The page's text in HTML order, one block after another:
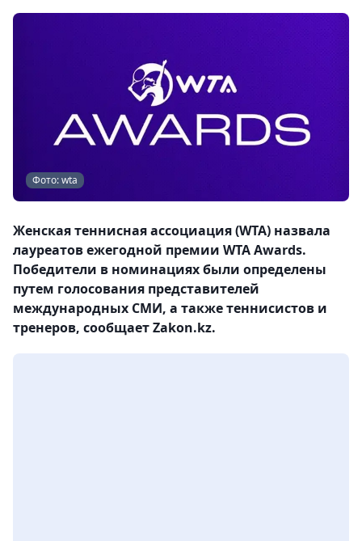
Фото: wta
Женская теннисная ассоциация (WTA) назвала
лауреатов ежегодной премии WTA Awards.
Победители в номинациях были определены
путем голосования представителей
международных СМИ, а также теннисистов и
тренеров, сообщает Zakon.kz.